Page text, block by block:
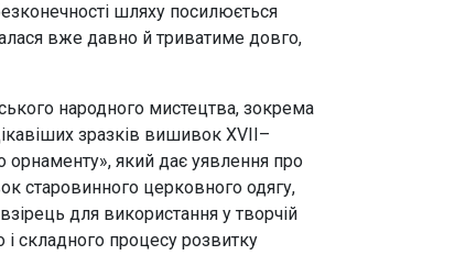
шляху посилюється
вже давно й триватиме довго,
народного мистецтва, зокрема
зразків вишивок XVII–
який дає уявлення про
старовинного церковного одягу,
для використання у творчій
складного процесу розвитку